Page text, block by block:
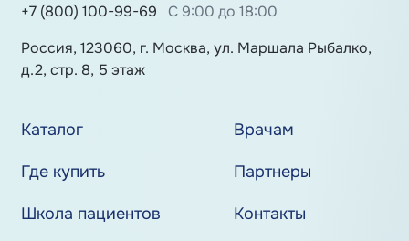
+7 (800) 100-99-69
С 9:00 до 18:00
Россия, 123060, г. Москва, ул. Маршала Рыбалко,
д.2, стр. 8, 5 этаж
Каталог
Врачам
Где купить
Партнеры
Школа пациентов
Контакты